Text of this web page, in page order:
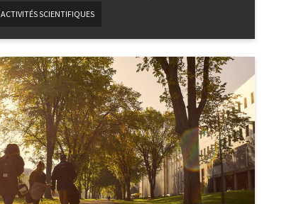
ACTIVITÉS SCIENTIFIQUES